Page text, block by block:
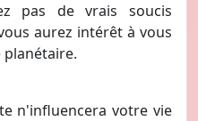
pas de vrais soucis
aurez intérêt à vous
n'influencera votre vie